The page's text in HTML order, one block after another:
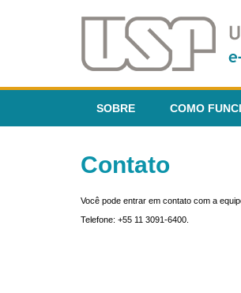
SOBRE COMO
Contato
Você pode entrar em contato com a
Telefone: +55 11 3091-6400.